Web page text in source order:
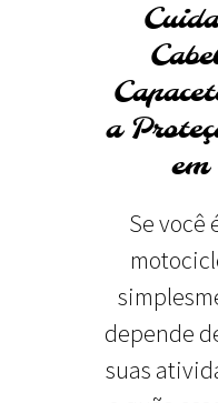
a
Se você
depende
suas